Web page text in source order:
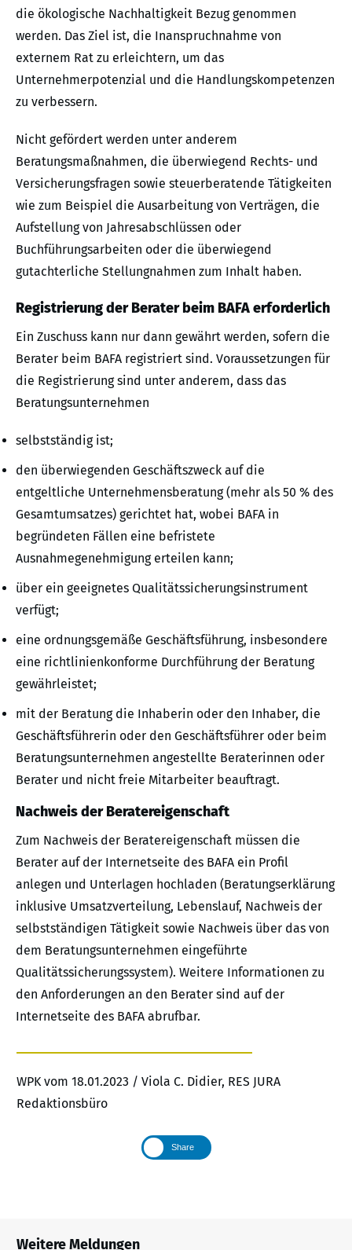
die ökologische Nachhaltigkeit Bezug genommen
werden. Das Ziel ist, die Inanspruchnahme von
externem Rat zu erleichtern, um das
Unternehmerpotenzial und die Handlungskompetenzen
zu verbessern.
Nicht gefördert werden unter anderem
Beratungsmaßnahmen, die überwiegend Rechts- und
Versicherungsfragen sowie steuerberatende Tätigkeiten
wie zum Beispiel die Ausarbeitung von Verträgen, die
Aufstellung von Jahresabschlüssen oder
Buchführungsarbeiten oder die überwiegend
gutachterliche Stellungnahmen zum Inhalt haben.
Registrierung der Berater beim BAFA erforderlich
Ein Zuschuss kann nur dann gewährt werden, sofern die
Berater beim BAFA registriert sind. Voraussetzungen für
die Registrierung sind unter anderem, dass das
Beratungsunternehmen
selbstständig ist;
den überwiegenden Geschäftszweck auf die
entgeltliche Unternehmensberatung (mehr als 50 % des
Gesamtumsatzes) gerichtet hat, wobei BAFA in
begründeten Fällen eine befristete
Ausnahmegenehmigung erteilen kann;
über ein geeignetes Qualitätssicherungsinstrument
verfügt;
eine ordnungsgemäße Geschäftsführung, insbesondere
eine richtlinienkonforme Durchführung der Beratung
gewährleistet;
mit der Beratung die Inhaberin oder den Inhaber, die
Geschäftsführerin oder den Geschäftsführer oder beim
Beratungsunternehmen angestellte Beraterinnen oder
Berater und nicht freie Mitarbeiter beauftragt.
Nachweis der Beratereigenschaft
Zum Nachweis der Beratereigenschaft müssen die
Berater auf der Internetseite des BAFA ein Profil
anlegen und Unterlagen hochladen (Beratungserklärung
inklusive Umsatzverteilung, Lebenslauf, Nachweis der
selbstständigen Tätigkeit sowie Nachweis über das von
dem Beratungsunternehmen eingeführte
Qualitätssicherungssystem). Weitere Informationen zu
den Anforderungen an den Berater sind auf der
Internetseite des BAFA abrufbar.
WPK vom 18.01.2023 / Viola C. Didier, RES JURA
Redaktionsbüro
Share
Weitere Meldungen